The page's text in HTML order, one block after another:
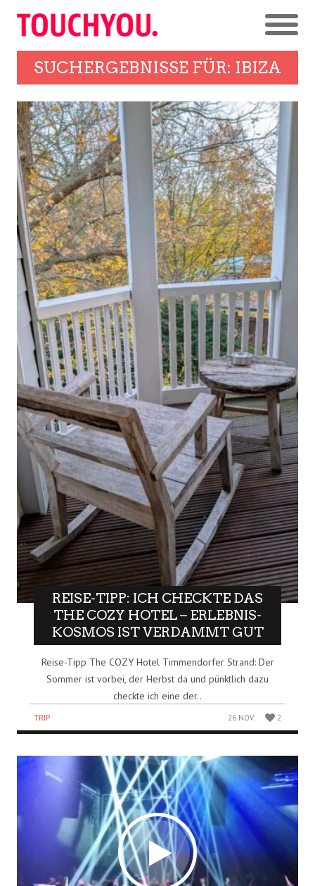
SUCHERGEBNISSE FÜR: IBIZA
REISE-TIPP: ICH CHECKTE DAS
THE COZY HOTEL – ERLEBNIS-
KOSMOS IST VERDAMMT GUT
Reise-Tipp The COZY Hotel Timmendorfer Strand: Der
Sommer ist vorbei, der Herbst da und pünktlich dazu
checkte ich eine der..
TRIP 26 NOV. 2